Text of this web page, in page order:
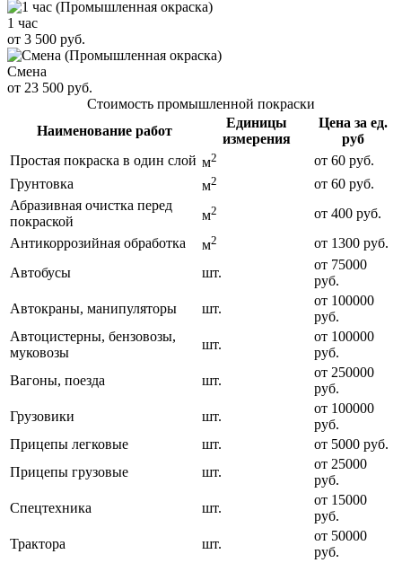
1 час
от 3 500 руб.
Смена
от 23 500 руб.
Стоимость промышленной покраски
Наименование работ
Единицы
измерения
Цена за ед.
руб
Простая покраска в один слой м2
от 60 руб.
Грунтовка
м2
от 60 руб.
Абразивная очистка перед
покраской
м2
от 400 руб.
Антикоррозийная обработка
м2
от 1300 руб.
Автобусы
шт.
от 75000
руб.
Автокраны, манипуляторы
шт.
от 100000
руб.
Автоцистерны, бензовозы,
муковозы
шт.
от 100000
руб.
Вагоны, поезда
шт.
от 250000
руб.
Грузовики
шт.
от 100000
руб.
Прицепы легковые
шт.
от 5000 руб.
Прицепы грузовые
шт.
от 25000
руб.
Спецтехника
шт.
от 15000
руб.
Трактора
шт.
от 50000
руб.